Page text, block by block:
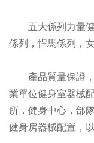
五大係列力量健
係列，悍馬係列，
產品質量保證，
業單位健身室器械
所，健身中心，部
健身房器械配置，